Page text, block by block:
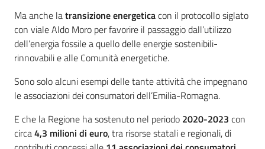
Ma anche latransizione energeticacon il protocollo siglato
con viale Aldo Moro per favorire il passaggio dall’utilizzo
dell’energia fossile a quello delle energie sostenibili-
rinnovabili e alle Comunità energetiche.
Sono solo alcuni esempi delle tante attività che impegnano
le associazioni dei consumatori dell’Emilia-Romagna.
E che la Regione ha sostenuto nel periodo 2020-2023 con
circa4,3 milioni di euro, tra risorse statali e regionali, di